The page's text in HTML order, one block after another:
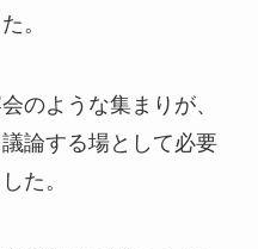
。
のような集まりが、
論する場として必要
た。